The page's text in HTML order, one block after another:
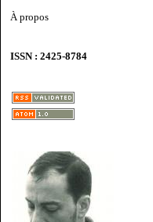
À propos
ISSN : 2425-8784